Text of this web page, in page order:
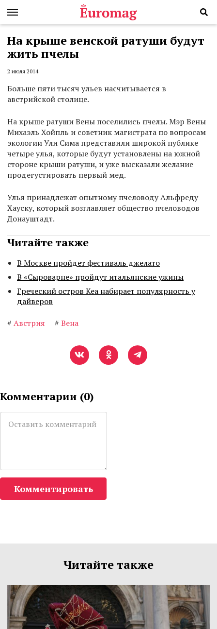
На крыше венской ратуши будут
жить пчелы
2 июля 2014
Больше пяти тысяч ульев насчитывается в
австрийской столице.
На крыше ратуши Вены поселились пчелы. Мэр Вены
Михаэль Хойпль и советник магистрата по вопросам
экологии Ули Сима представили широкой публике
четыре улья, которые будут установлены на южной
стороне крыши ратуши, и уже высказали желание
продегустировать первый мед.
Улья принадлежат опытному пчеловоду Альфреду
Хауску, который возглавляет общество пчеловодов
Донауштадт.
Читайте также
В Москве пройдет фестиваль джелато
В «Сыроварне» пройдут итальянские ужины
Греческий остров Кеа набирает популярность у
дайверов
# Австрия # Вена
Комментарии (0)
Комментировать
Читайте также